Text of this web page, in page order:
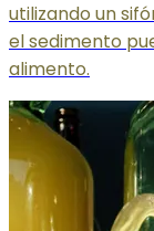
utilizando un
el sedimento
alimento.